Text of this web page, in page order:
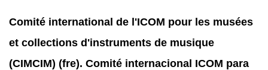
Comité international de l'ICOM pour les musées
et collections d'instruments de musique
(CIMCIM) (fre). Comité internacional ICOM para